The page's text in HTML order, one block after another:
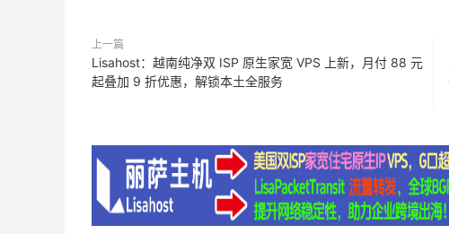
上一篇
Lisahost：越南纯净双 ISP 原生家宽 VPS 上新，月付 88 元
起叠加 9 折优惠，解锁本土全服务